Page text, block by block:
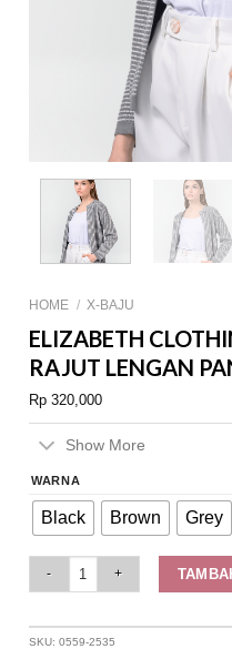
HOME / X-BAJU
ELIZABETH
RAJUT LENGAN
Rp 320,000
Show More
WARNA
Black Brown Grey
SKU:0559-2535